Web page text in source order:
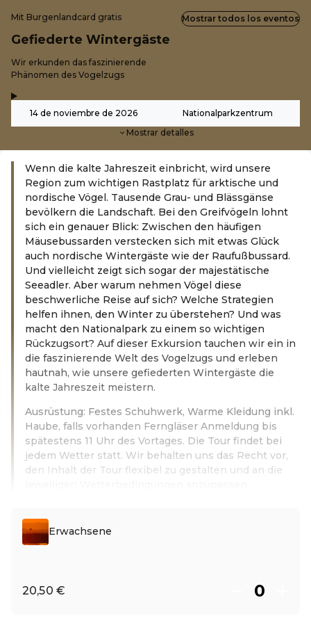
Mit Burgenlandcard gratis
Gefiederte Wintergäste
-
Wir erkunden das faszinierende
Phänomen des Vogelzugs
14 de noviembre de 2026 Nationalparkzentrum
Mostrar detalles
Mostrar todos los eventos
Wenn die kalte Jahreszeit einbricht, wird unsere
Region zum wichtigen Rastplatz für arktische und
nordische Vögel. Tausende Grau- und Blässgänse
bevölkern die Landschaft. Bei den Greifvögeln lohnt
sich ein genauer Blick: Zwischen den häufigen
Mäusebussarden verstecken sich mit etwas Glück
auch nordische Wintergäste wie der Raufußbussard.
Und vielleicht zeigt sich sogar der majestätische
Seeadler. Aber warum nehmen Vögel diese
beschwerliche Reise auf sich? Welche Strategien
helfen ihnen, den Winter zu überstehen? Und was
macht den Nationalpark zu einem so wichtigen
Rückzugsort? Auf dieser Exkursion tauchen wir ein in
die faszinierende Welt des Vogelzugs und erleben
hautnah, wie unsere gefiederten Wintergäste die
kalte Jahreszeit meistern.
Ausrüstung: Festes Schuhwerk, Warme Kleidung inkl.
Haube, falls vorhanden Ferngläser Anmeldung bis
spätestens 11 Uhr des Vortages. Die Tour findet bei
jedem Wetter statt. Wir behalten uns das Recht vor,
den Inhalt der Tour flexibel zu gestalten und an die
Erwachsene
20,50 €